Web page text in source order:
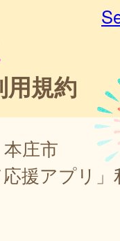
用規約
本庄市
応援アプリ